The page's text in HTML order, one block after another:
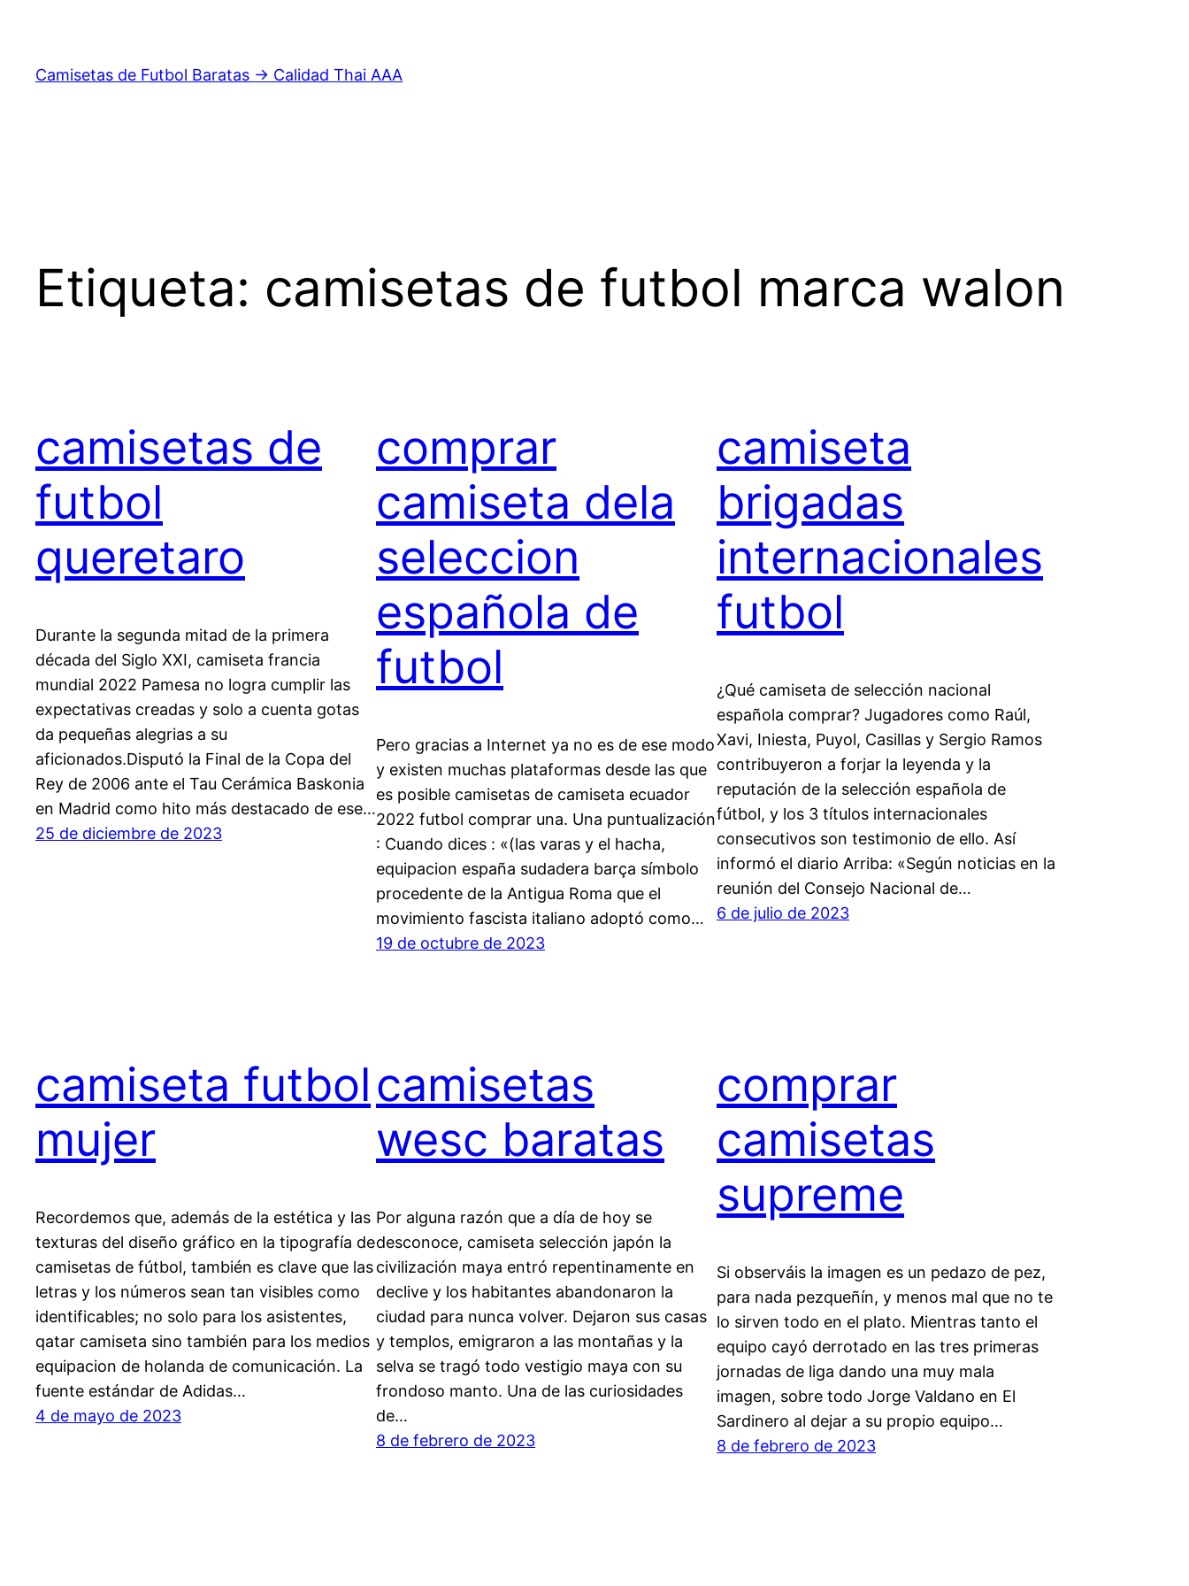
contenido
Camisetas de Futbol Baratas → Calidad Thai AAA
Etiqueta: camisetas de futbol marca walon
camisetas de
futbol
queretaro
Durante la segunda mitad de la primera
década del Siglo XXI, camiseta francia
mundial 2022 Pamesa no logra cumplir las
expectativas creadas y solo a cuenta gotas
da pequeñas alegrias a su
aficionados.Disputó la Final de la Copa del
Rey de 2006 ante el Tau Cerámica Baskonia
en Madrid como hito más destacado de ese…
25 de diciembre de 2023
comprar
camiseta dela
seleccion
española de
futbol
Pero gracias a Internet ya no es de ese modo
y existen muchas plataformas desde las que
es posible camisetas de camiseta ecuador
2022 futbol comprar una. Una puntualización
: Cuando dices : «(las varas y el hacha,
equipacion españa sudadera barça símbolo
procedente de la Antigua Roma que el
movimiento fascista italiano adoptó como…
19 de octubre de 2023
camiseta
brigadas
internacionales
futbol
¿Qué camiseta de selección nacional
española comprar? Jugadores como Raúl,
Xavi, Iniesta, Puyol, Casillas y Sergio Ramos
contribuyeron a forjar la leyenda y la
reputación de la selección española de
fútbol, y los 3 títulos internacionales
consecutivos son testimonio de ello. Así
informó el diario Arriba: «Según noticias en la
reunión del Consejo Nacional de…
6 de julio de 2023
camiseta futbol
mujer
Recordemos que, además de la estética y las
texturas del diseño gráfico en la tipografía de
camisetas de fútbol, también es clave que las
letras y los números sean tan visibles como
identificables; no solo para los asistentes,
qatar camiseta sino también para los medios
equipacion de holanda de comunicación. La
fuente estándar de Adidas…
4 de mayo de 2023
camisetas
wesc baratas
Por alguna razón que a día de hoy se
desconoce, camiseta selección japón la
civilización maya entró repentinamente en
declive y los habitantes abandonaron la
ciudad para nunca volver. Dejaron sus casas
y templos, emigraron a las montañas y la
selva se tragó todo vestigio maya con su
frondoso manto. Una de las curiosidades
de…
8 de febrero de 2023
comprar
camisetas
supreme
Si observáis la imagen es un pedazo de pez,
para nada pezqueñín, y menos mal que no te
lo sirven todo en el plato. Mientras tanto el
equipo cayó derrotado en las tres primeras
jornadas de liga dando una muy mala
imagen, sobre todo Jorge Valdano en El
Sardinero al dejar a su propio equipo…
8 de febrero de 2023